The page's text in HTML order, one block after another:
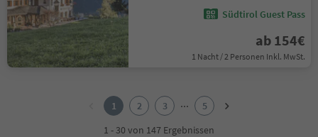
Südtirol Guest Pass
ab 154€
1 Nacht / 2 Personen Inkl. MwSt.
1 2 3 ...
5
1 - 30 von 147 Ergebnissen